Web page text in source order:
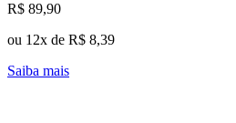
R$ 89,90
ou 12x de R$ 8,39
Saiba mais